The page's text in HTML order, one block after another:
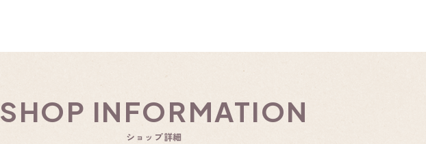
SHOP INFORMATION
ショップ詳細